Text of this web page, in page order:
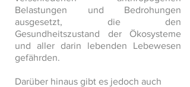
Belastungen und Bedrohungen
ausgesetzt, die den
Gesundheitszustand der Ökosysteme
und aller darin lebenden Lebewesen
gefährden.
Darüber hinaus gibt es jedoch auch